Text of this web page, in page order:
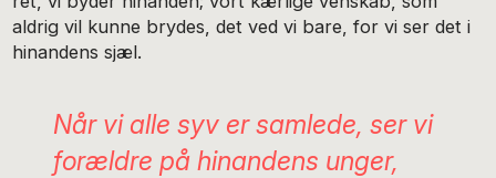
aldrig vil kunne brydes, det ved vi bare, for vi ser det i
hinandens sjæl.
Når vi alle syv er samlede, ser vi
forældre på hinandens unger,